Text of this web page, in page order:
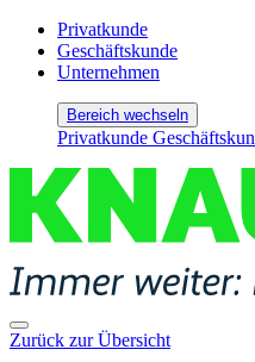
Privatkunde
Geschäftskunde
Unternehmen
Bereich wechseln
Privatkunde
Zurück zur Übersicht